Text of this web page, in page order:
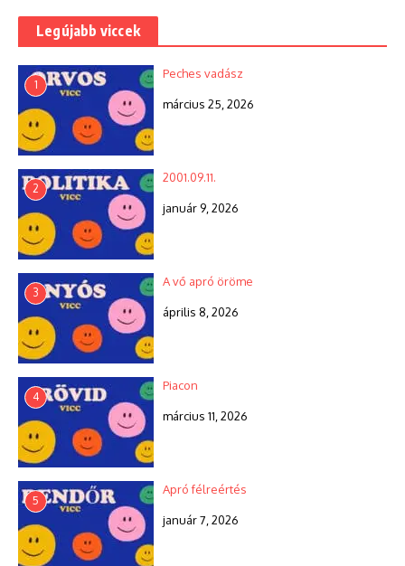
Legújabb viccek
1
Peches vadász
március 25, 2026
2
2001.09.11.
január 9, 2026
3
A vő apró öröme
április 8, 2026
4
Piacon
március 11, 2026
5
Apró félreértés
január 7, 2026